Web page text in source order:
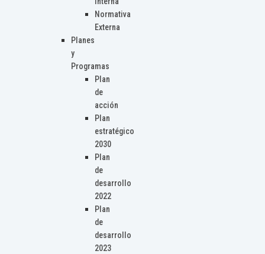
Normativa
Externa
Planes
y
Programas
Plan
de
acción
Plan
estratégico
2030
Plan
de
desarrollo
2022
Plan
de
desarrollo
2023